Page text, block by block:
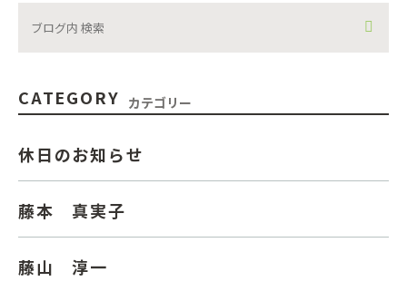
CATEGORY カテゴリー
休日のお知らせ
藤本 真実子
藤山 淳一